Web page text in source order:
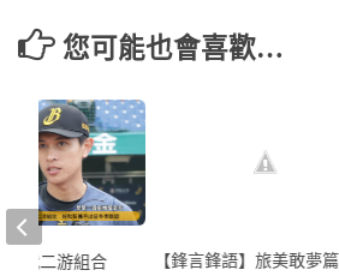
您可能也會喜歡…
【鋒言鋒語】旅美敢夢篇
生代二游組合